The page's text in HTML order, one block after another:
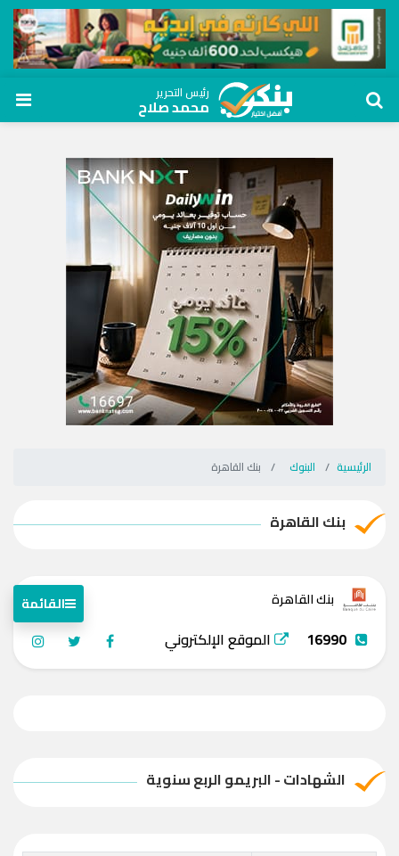
رئيس التحرير
محمد صلاح
الرئيسية البنوك بنك القاهرة
بنك القاهرة
بنك القاهرة القائمة
16990 الموقع الإلكتروني
الشهادات - البريمو الربع سنوية